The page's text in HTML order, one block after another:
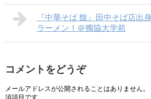
『中華そば 馥』田中そば店出
ラーメン！＠獨協大学前
コメントをどうぞ
メールアドレスが公開されることはありません。
須項目です